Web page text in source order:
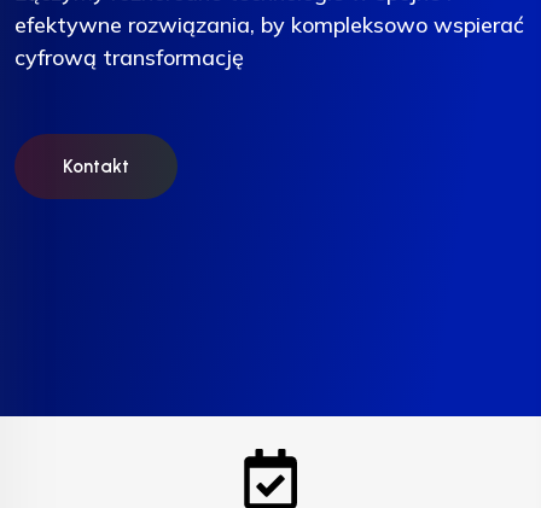
efektywne rozwiązania, by kompleksowo wspierać
cyfrową transformację
Kontakt
efektywne rozwiązania, by kompleksowo wspierać
cyfrową transformację
Kontakt
efektywne rozwiązania, by kompleksowo wspierać
cyfrową transformację
Kontakt